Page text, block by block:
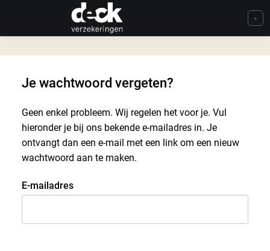
Je wachtwoord vergeten?
Geen enkel probleem. Wij regelen het voor je. Vul
hieronder je bij ons bekende e-mailadres in. Je
ontvangt dan een e-mail met een link om een nieuw
wachtwoord aan te maken.
E-mailadres